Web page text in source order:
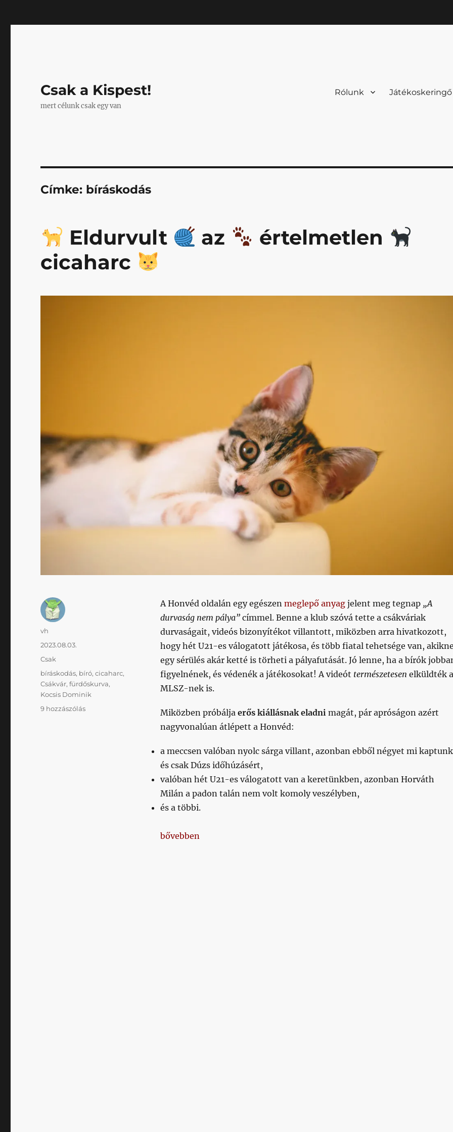
Csak a Kispest!
mert célunk csak egy van
Rólunk Játékoskeringő
Címke: bíráskodás
Eldurvult az
értelmetlen
cicaharc
A Honvéd oldalán egy egészen meglepő anyagjelent meg tegnap „A
durvaság nem pálya”címmel. Benne a klub szóvá tette a csákváriak
durvaságait, videós bizonyítékot villantott, miközben arra hivatkozott,
hogy hét U21-es válogatott játékosa, és több fiatal tehetsége van,
egy sérülés akár ketté is törheti a pályafutását. Jó lenne, ha a bírók
figyelnének, és védenék a játékosokat! A videót természetesen elküldték
MLSZ-nek is.
Miközben próbálja erős kiállásnak eladnimagát, pár apróságon azért
nagyvonalúan átlépett a Honvéd:
a meccsen valóban nyolc sárga villant, azonban ebből négyet mi
és csak Dúzs időhúzásért,
valóban hét U21-es válogatott van a keretünkben, azonban Horváth
Milán a padon talán nem volt komoly veszélyben,
és a többi.
„Eldurvult
bővebben
Szerző
vh
Közzétéve
2023.08.03.
Kategória
Csak
Címke
bíráskodás, bíró,cicaharc,
Csákvár,fürdőskurva,
Kocsis Dominik
9 hozzászólás